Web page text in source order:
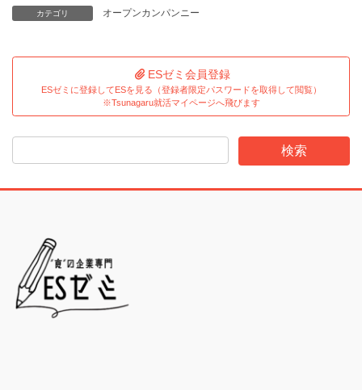
カテゴリ オープンカンパンニー
ESゼミ会員登録
ESゼミに登録してESを見る（登録者限定パスワードを取得して閲覧）
※Tsunagaru就活マイページへ飛びます